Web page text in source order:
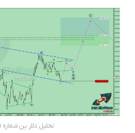
تحلیل دلار ین شماره ۹ | کش دیتای هفتگی